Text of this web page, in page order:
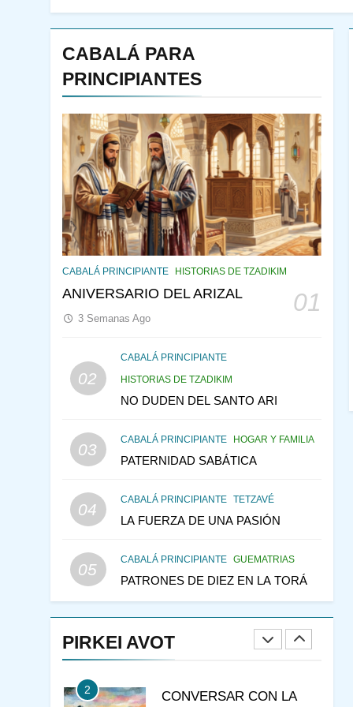
CABALÁ PARA
PRINCIPIANTES
CABALÁ PRINCIPIANTE HISTORIAS DE TZADIKIM
ANIVERSARIO DEL ARIZAL 01
3 Semanas Ago
02
CABALÁ PRINCIPIANTE
HISTORIAS DE TZADIKIM
NO DUDEN DEL SANTO ARI
03
CABALÁ PRINCIPIANTE HOGAR Y FAMILIA
PATERNIDAD SABÁTICA
04
CABALÁ PRINCIPIANTE TETZAVÉ
LA FUERZA DE UNA PASIÓN
05
CABALÁ PRINCIPIANTE GUEMATRIAS
PATRONES DE DIEZ EN LA TORÁ
PIRKEI AVOT
144
¿QUIÉN ES SABIO? EL
QUE VE LO QUE VA A
PENSAMIENTO JUDÍO
CONSEJO DE LOS
PADRES
PENSAMIENTO JUDÍO
DEL TEMPLO Y LA
ALEGRÍA EN MEDIO DE
MES DE MENAJEM AV
147
VEAMOS ¿POR QUÉ
DE LAS MUJERES
PENSAMIENTO JUDÍO
1
JASIDUT
2
CONVERSAR CON LA